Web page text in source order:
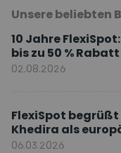
Unsere beliebten
10 Jahre
bis zu 50 % Rabatt
02.08.2026
FlexiSpot
Khedira als
06.03.2026